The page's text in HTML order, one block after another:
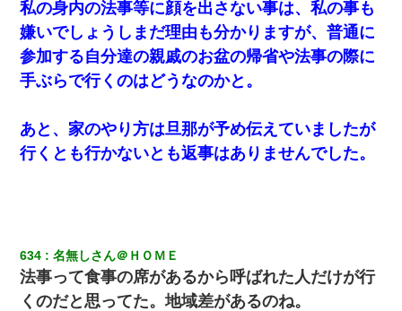
私の身内の法事等に顔を出さない事は、私の事も
嫌いでしょうしまだ理由も分かりますが、普通に
参加する自分達の親戚のお盆の帰省や法事の際に
手ぶらで行くのはどうなのかと。
あと、家のやり方は旦那が予め伝えていましたが
行くとも行かないとも返事はありませんでした。
634 名無しさん＠ＨＯＭＥ
法事って食事の席があるから呼ばれた人だけが行
くのだと思ってた。地域差があるのね。